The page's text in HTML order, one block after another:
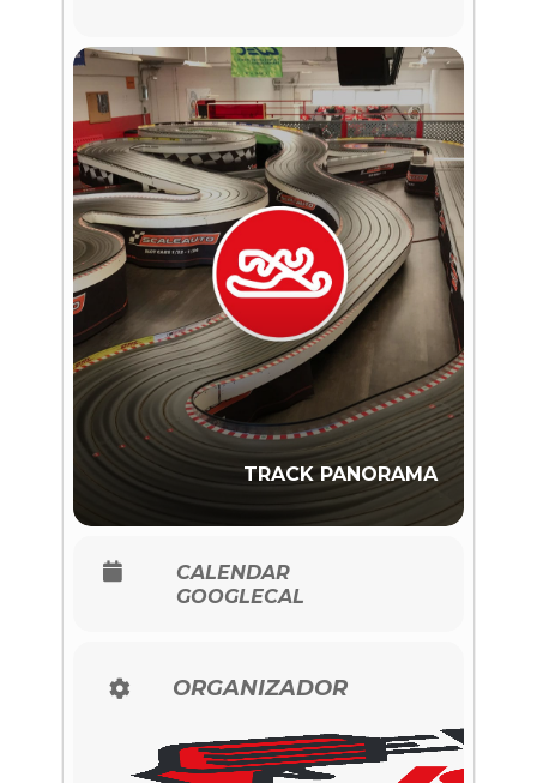
TRACK PANORAMA
CALENDAR
GOOGLECAL
ORGANIZADOR